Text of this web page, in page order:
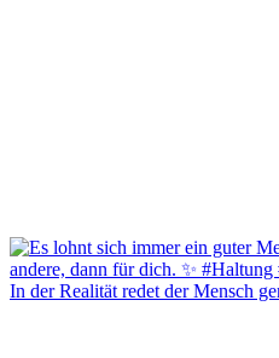
In der Realität redet der Mensch